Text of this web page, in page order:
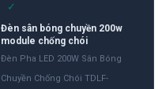
✓
Đèn sân bóng chuyền 200w
module chống chói
Đèn Pha LED 200W Sân Bóng
Chuyền Chống Chói TDLF-